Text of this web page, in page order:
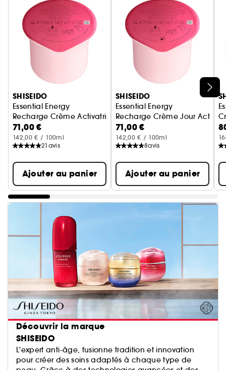
Ignorer le carrousel produits
SHISEIDO
Essential Energy
Recharge Crème Activatrice d'Hydratation
71,00 €
142,00 € / 100ml
21 avis
Ajouter au panier
SHISEIDO
Essential Energy
Recharge Crème Jour
71,00 €
142,00 € / 100ml
8avis
Ajouter au panier
Découvrir la marque
SHISEIDO
L'expert anti-âge, fusionne tradition et innovation
pour créer des soins adaptés à chaque type de